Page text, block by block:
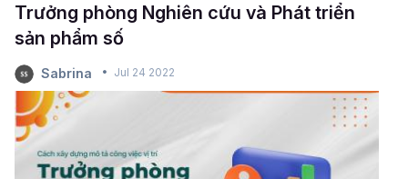
Trưởng phòng Nghiên cứu và Phát triển
sản phẩm số
Sabrina Jul 24 2022